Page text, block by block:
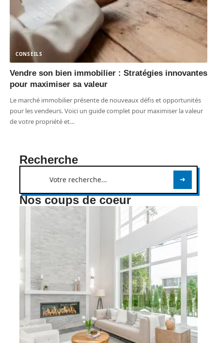
CONSEILS
Vendre son bien immobilier : Stratégies innovantes
pour maximiser sa valeur
Le marché immobilier présente de nouveaux défis et opportunités
pour les vendeurs. Voici un guide complet pour maximiser la valeur
de votre propriété et…
Recherche
Nos coups de coeur